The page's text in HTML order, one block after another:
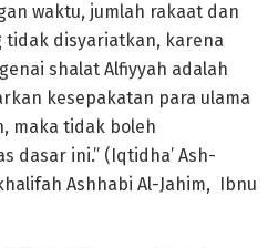
waktu, jumlah rakaat dan
tidak disyariatkan, karena
shalat Alfiyyah adalah
kesepakatan para ulama
maka tidak boleh
dasar ini.” (Iqtidha’ Ash-
Ashhabi Al-Jahim, Ibnu